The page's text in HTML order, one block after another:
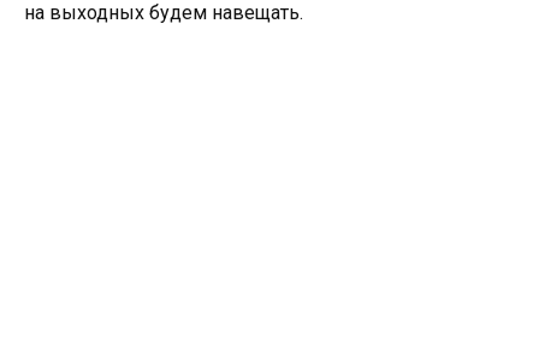
на выходных будем навещать.